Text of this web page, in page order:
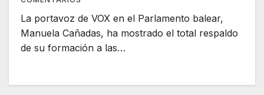
La portavoz de VOX en el Parlamento balear,
Manuela Cañadas, ha mostrado el total respaldo
de su formación a las…